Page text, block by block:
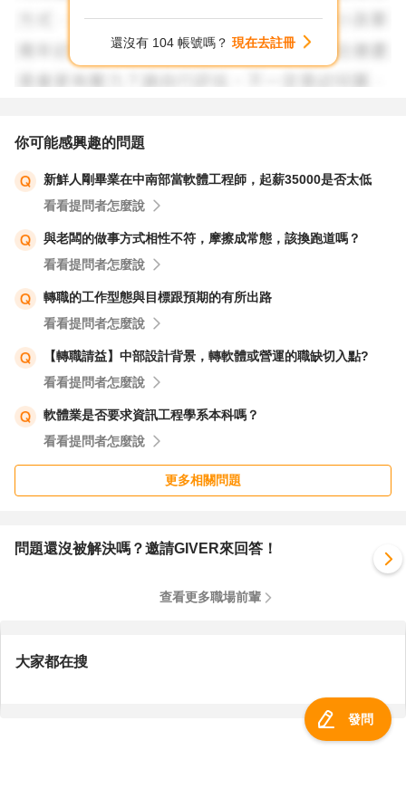
對於自己有利的戰場也同等重要，讓你更容易突出被看見。
還沒有 104 帳號嗎？ 現在去註冊
你可能感興趣的問題
新鮮人剛畢業在中南部當軟體工程師，起薪35000是否太低
看看提問者怎麼說
與老闆的做事方式相性不符，摩擦成常態，該換跑道嗎？
看看提問者怎麼說
轉職的工作型態與目標跟預期的有所出路
看看提問者怎麼說
【轉職請益】中部設計背景，轉軟體或營運的職缺切入點?
看看提問者怎麼說
軟體業是否要求資訊工程學系本科嗎？
看看提問者怎麼說
更多相關問題
問題還沒被解決嗎？邀請GIVER來回答！
查看更多職場前輩
大家都在搜
發問